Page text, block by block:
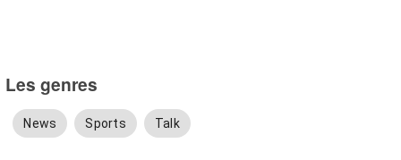
Les genres
News Sports Talk